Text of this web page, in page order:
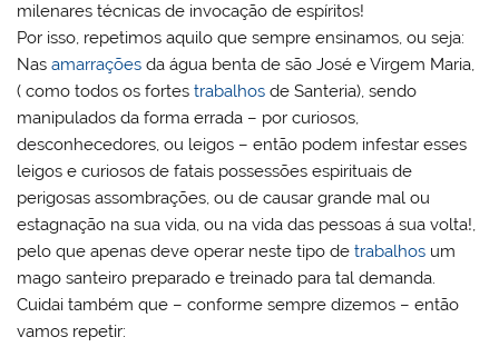
milenares técnicas de invocação de espíritos!
Por isso, repetimos aquilo que sempre ensinamos, ou seja:
Nasamarrações da água benta de são José e Virgem Maria,
( como todos os fortestrabalhos de Santeria), sendo
manipulados da forma errada – por curiosos,
desconhecedores, ou leigos – então podem infestar esses
leigos e curiosos de fatais possessões espirituais de
perigosas assombrações, ou de causar grande mal ou
estagnação na sua vida, ou na vida das pessoas á sua volta!,
pelo que apenas deve operar neste tipo detrabalhos um
mago santeiro preparado e treinado para tal demanda.
Cuidai também que – conforme sempre dizemos – então
vamos repetir: